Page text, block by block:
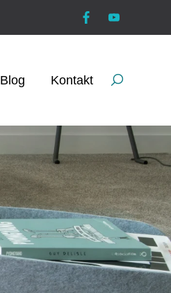
Blog Kontakt